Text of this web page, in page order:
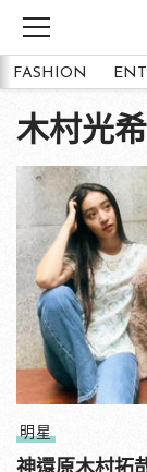
FASHION
木村光希
明星
神還原木村拓